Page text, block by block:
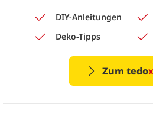
DIY-Anleitungen
Deko-Tipps
Zum tedox